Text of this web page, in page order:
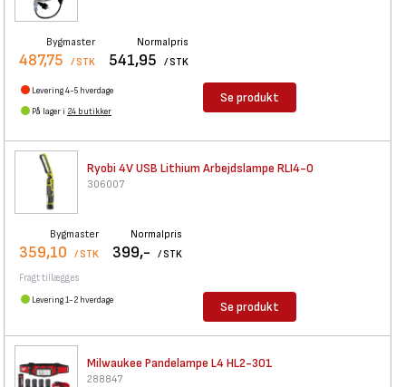
Bygmaster
487,75 / STK
Normalpris
541,95 / STK
Levering 4-5 hverdage
På lager i 24 butikker
Se produkt
Ryobi 4V USB Lithium Arbejdslampe RLI4-0
306007
Bygmaster
359,10 / STK
Normalpris
399,- / STK
Fragt tillægges
Levering 1-2 hverdage Se produkt
Milwaukee Pandelampe L4HL2-301
288847